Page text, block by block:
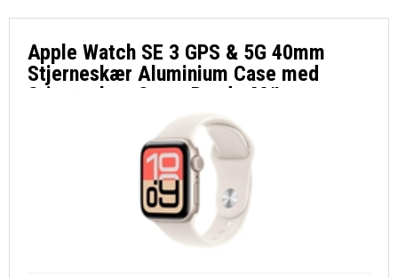
Apple Watch SE 3 GPS & 5G 40mm
Stjerneskær Aluminium Case med
Stjerneskær Sport Band - M/L